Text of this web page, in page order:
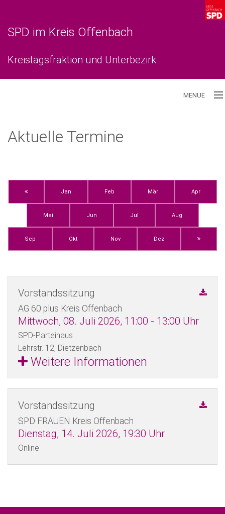
SPD im Kreis Offenbach
Kreistagsfraktion und Unterbezirk
MENUE
Unterbezirk
Aktuelle Termine
Jan Feb Mär Apr
Mai Jun Jul Aug
Sep Okt Nov Dez
Vorstandssitzung
AG 60 plus Kreis Offenbach
Mittwoch, 08. Juli 2026, 11:00 ‐ 13:00 Uhr
SPD-Parteihaus
Lehrstr. 12, Dietzenbach
Weitere Informationen
Vorstandssitzung
SPD FRAUEN Kreis Offenbach
Dienstag, 14. Juli 2026, 19:30 Uhr
Online